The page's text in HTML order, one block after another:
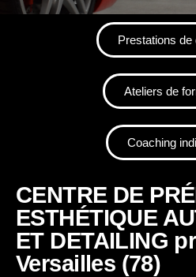
Prestations de
Ateliers de
Coaching
CENTRE DE
ESTHÉTIQUE
ET DETAILING
Versailles (78)